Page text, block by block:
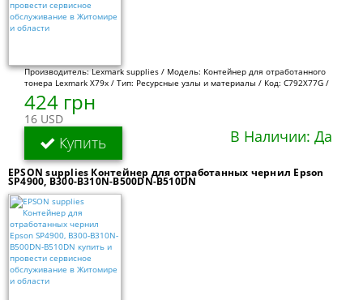
Производитель: Lexmark supplies / Модель: Контейнер для отработанного
тонера Lexmark X79x / Тип: Ресурсные узлы и материалы / Код: C792X77G /
424 грн
16 USD
Купить В Наличии: Да
EPSON supplies Контейнер для отработанных чернил Epson
SP4900, B300-B310N-B500DN-B510DN